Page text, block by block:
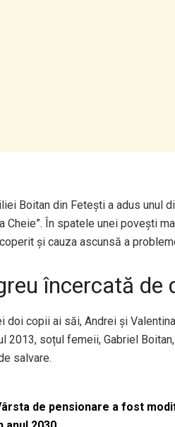
Boitan din Fetești a adus unul
Cheie”. În spatele unei povești
și cauza ascunsă a
încercată de
doi copii ai săi, Andrei și
2013, soțul femeii, Gabriel
salvare.
de pensionare a fost